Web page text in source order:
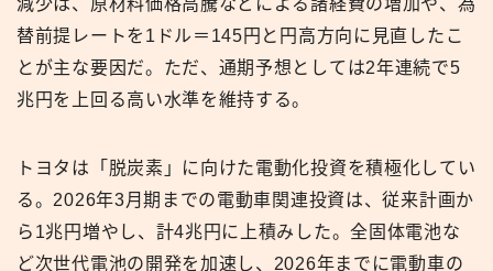
減少は、原材料価格高騰などによる諸経費の増加や、為
替前提レートを1ドル＝145円と円高方向に見直したこ
とが主な要因だ。ただ、通期予想としては2年連続で5
兆円を上回る高い水準を維持する。
トヨタは「脱炭素」に向けた電動化投資を積極化してい
る。2026年3月期までの電動車関連投資は、従来計画か
ら1兆円増やし、計4兆円に上積みした。全固体電池な
ど次世代電池の開発を加速し、2026年までに電動車の